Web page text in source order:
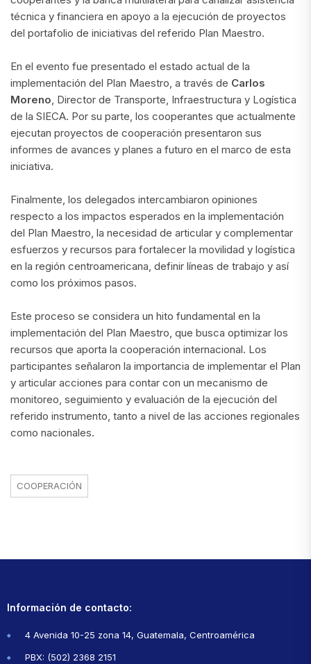
técnica y financiera en apoyo a la ejecución de proyectos
del portafolio de iniciativas del referido Plan Maestro.
En el evento fue presentado el estado actual de la
implementación del Plan Maestro, a través de Carlos
Moreno , Director de Transporte, Infraestructura y Logística
de la SIECA. Por su parte, los cooperantes que actualmente
ejecutan proyectos de cooperación presentaron sus
informes de avances y planes a futuro en el marco de esta
iniciativa.
Finalmente, los delegados intercambiaron opiniones
respecto a los impactos esperados en la implementación
del Plan Maestro, la necesidad de articular y complementar
esfuerzos y recursos para fortalecer la movilidad y logística
en la región centroamericana, definir líneas de trabajo y así
como los próximos pasos.
Este proceso se considera un hito fundamental en la
implementación del Plan Maestro, que busca optimizar los
recursos que aporta la cooperación internacional. Los
participantes señalaron la importancia de implementar el Plan
y articular acciones para contar con un mecanismo de
monitoreo, seguimiento y evaluación de la ejecución del
referido instrumento, tanto a nivel de las acciones regionales
como nacionales.
COOPERACIÓN
Información de contacto:
4 Avenida 10-25 zona 14, Guatemala, Centroamérica
PBX: (502) 2368 2151